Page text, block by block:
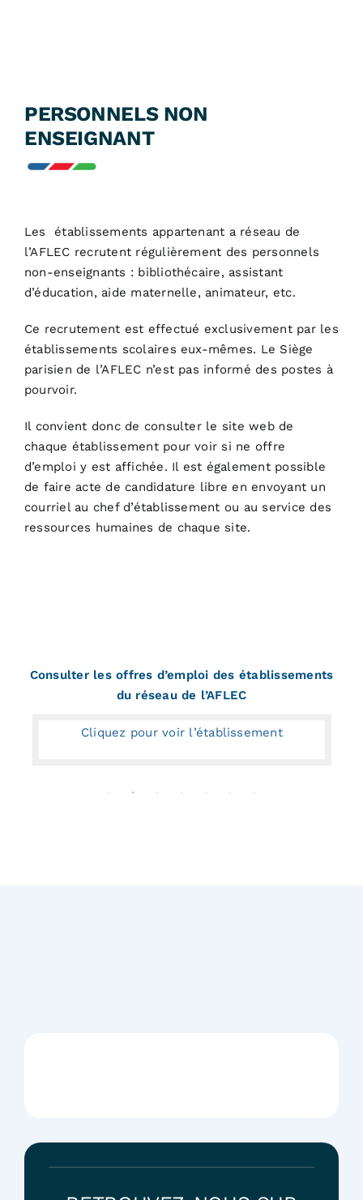
PERSONNELS NON
ENSEIGNANT
Les établissements appartenant a réseau de
l’AFLEC recrutent régulièrement des personnels
non-enseignants : bibliothécaire, assistant
d’éducation, aide maternelle, animateur, etc.
Ce recrutement est effectué exclusivement par les
établissements scolaires eux-mêmes. Le Siège
parisien de l’AFLEC n’est pas informé des postes à
pourvoir.
Il convient donc de consulter le site web de
chaque établissement pour voir si ne offre
d’emploi y est affichée. Il est également possible
de faire acte de candidature libre en envoyant un
courriel au chef d’établissement ou au service des
ressources humaines de chaque site.
Consulter les offres d’emploi des établissements
du réseau de l’AFLEC
Cliquez pour voir l’établissement